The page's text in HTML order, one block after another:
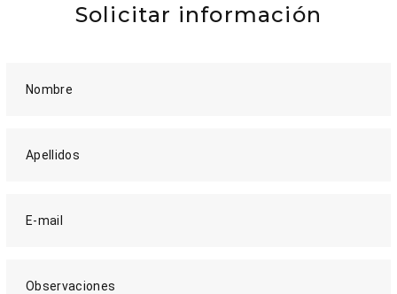
Solicitar información
Nombre
Apellidos
E-mail
Observaciones